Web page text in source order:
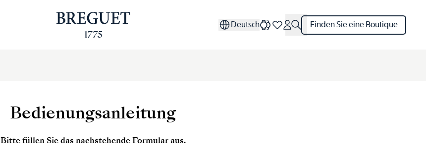
Deutsch Finden Sie eine Boutique
Bedienungsanleitung
Bitte füllen Sie das nachstehende Formular aus.